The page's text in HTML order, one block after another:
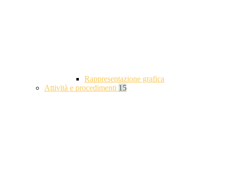
Rappresentazione grafica
Attività e procedimenti 15